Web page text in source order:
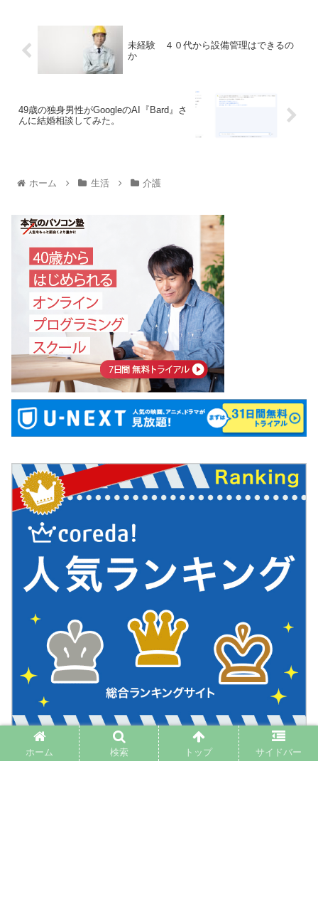
未経験 ４０代から設備管理はできるの
か
49歳の独身男性がGoogleのAI『Bard』さ
んに結婚相談してみた。
ホーム 生活 介護
ホーム 検索 トップ サイドバー